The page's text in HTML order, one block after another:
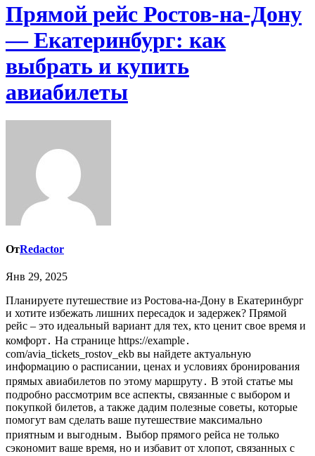
Прямой рейс Ростов-на-Дону
— Екатеринбург: как
выбрать и купить
авиабилеты
ОтRedactor
Янв 29, 2025
Планируете путешествие из Ростова-на-Дону в Екатеринбург
и хотите избежать лишних пересадок и задержек? Прямой
рейс – это идеальный вариант для тех, кто ценит свое время и
комфорт․ На странице https://example․
com/avia_tickets_rostov_ekb вы найдете актуальную
информацию о расписании, ценах и условиях бронирования
прямых авиабилетов по этому маршруту․ В этой статье мы
подробно рассмотрим все аспекты, связанные с выбором и
покупкой билетов, а также дадим полезные советы, которые
помогут вам сделать ваше путешествие максимально
приятным и выгодным․ Выбор прямого рейса не только
сэкономит ваше время, но и избавит от хлопот, связанных с